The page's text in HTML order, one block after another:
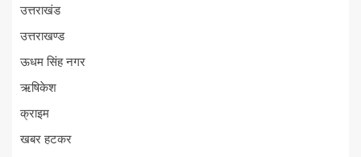
उत्तराखंड
उत्तराखण्ड
ऊधम सिंह नगर
ऋषिकेश
क्राइम
खबर हटकर